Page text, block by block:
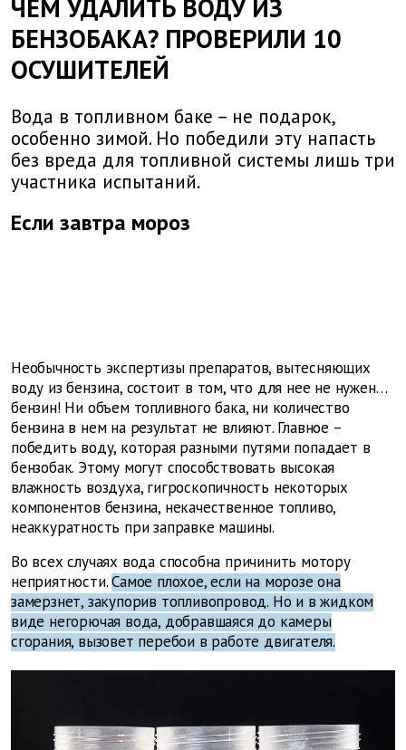
ЧЕМ УДАЛИТЬ ВОДУ ИЗ
БЕНЗОБАКА? ПРОВЕРИЛИ 10
ОСУШИТЕЛЕЙ
Вода в топливном баке – не подарок,
особенно зимой. Но победили эту напасть
без вреда для топливной системы лишь три
участника испытаний.
Если завтра мороз
Необычность экспертизы препаратов, вытесняющих
воду из бензина, состоит в том, что для нее не нужен…
бензин! Ни объем топливного бака, ни количество
бензина в нем на результат не влияют. Главное –
победить воду, которая разными путями попадает в
бензобак. Этому могут способствовать высокая
влажность воздуха, гигроскопичность некоторых
компонентов бензина, некачественное топливо,
неаккуратность при заправке машины.
Во всех случаях вода способна причинить мотору
неприятности. Самое плохое, если на морозе она
замерзнет, закупорив топливопровод. Но и в жидком
виде негорючая вода, добравшаяся до камеры
сгорания, вызовет перебои в работе двигателя.